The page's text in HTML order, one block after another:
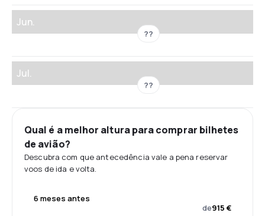
Jun.
??
Jul.
??
Qual é a melhor altura para comprar bilhetes
de avião?
Descubra com que antecedência vale a pena reservar
voos de ida e volta.
6 meses antes
de915 €